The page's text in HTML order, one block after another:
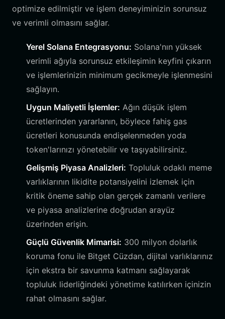
optimize edilmiştir ve işlem deneyiminizin sorunsuz
ve verimli olmasını sağlar.
Yerel Solana Entegrasyonu: Solana'nın yüksek
verimli ağıyla sorunsuz etkileşimin keyfini çıkarın
ve işlemlerinizin minimum gecikmeyle işlenmesini
sağlayın.
Uygun Maliyetli İşlemler: Ağın düşük işlem
ücretlerinden yararlanın, böylece fahiş gas
ücretleri konusunda endişelenmeden yoda
token'larınızı yönetebilir ve taşıyabilirsiniz.
Gelişmiş Piyasa Analizleri: Topluluk odaklı meme
varlıklarının likidite potansiyelini izlemek için
kritik öneme sahip olan gerçek zamanlı verilere
ve piyasa analizlerine doğrudan arayüz
üzerinden erişin.
Güçlü Güvenlik Mimarisi: 300 milyon dolarlık
koruma fonu ile Bitget Cüzdan, dijital varlıklarınız
için ekstra bir savunma katmanı sağlayarak
topluluk liderliğindeki yönetime katılırken içinizin
rahat olmasını sağlar.